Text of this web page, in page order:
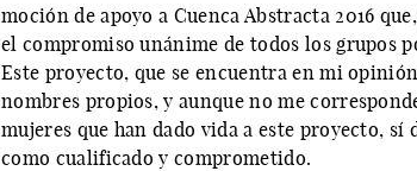
moción de apoyo a Cuenca Abstracta 2016
el compromiso unánime de todos los grupos
Este proyecto, que se encuentra en mi
nombres propios, y aunque no me
mujeres que han dado vida a este proyecto,
como cualificado y comprometido.